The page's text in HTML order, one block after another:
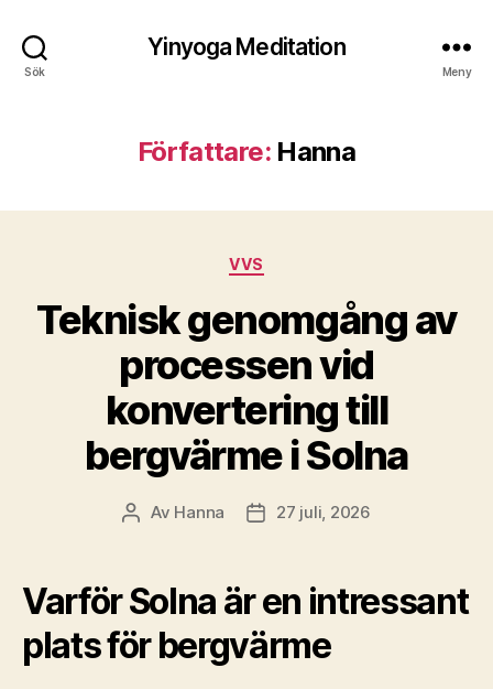
Sök
Yinyoga Meditation
Meny
Författare: Hanna
Kategorier
VVS
Teknisk genomgång av
processen vid
konvertering till
bergvärme i Solna
Inläggsförfattare
Av Hanna Inläggsdatum
27 juli, 2026
Varför Solna är en intressant
plats för bergvärme